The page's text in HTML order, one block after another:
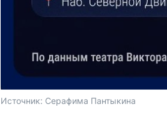
Источник: Серафима Пантыкина